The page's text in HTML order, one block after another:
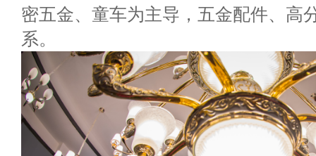
密五金、童车为主导，五金配件、高
系。